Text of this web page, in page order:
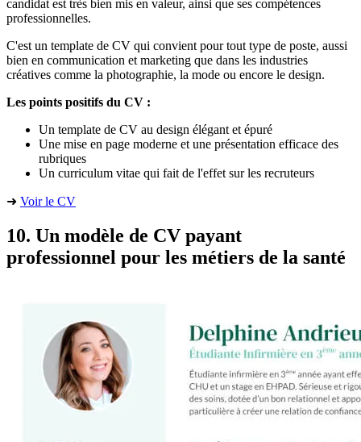
candidat est très bien mis en valeur, ainsi que ses compétences
professionnelles.
C'est un template de CV qui convient pour tout type de poste, aussi
bien en communication et marketing que dans les industries
créatives comme la photographie, la mode ou encore le design.
Les points positifs du CV :
Un template de CV au design élégant et épuré
Une mise en page moderne et une présentation efficace des
rubriques
Un curriculum vitae qui fait de l'effet sur les recruteurs
➜ Voir le CV
10. Un modèle de CV payant
professionnel pour les métiers de la santé